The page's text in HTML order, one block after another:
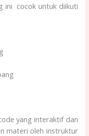
ini cocok untuk diikuti
yang interaktif dan
materi oleh instruktur